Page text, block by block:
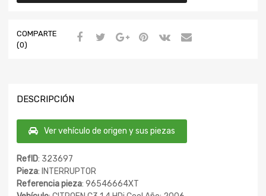
COMPARTE
(0)
DESCRIPCIÓN
Ver vehículo de origen y sus piezas
RefID: 323697
Pieza: INTERRUPTOR
Referencia pieza: 96546664XT